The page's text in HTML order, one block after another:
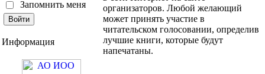
Запомнить меня
Информация
организаторов. Любой желающий
может принять участие в
читательском голосовании, определив
лучшие книги, которые будут
напечатаны.